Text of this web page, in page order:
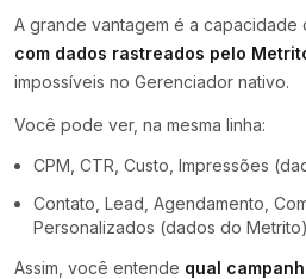
A grande vantagem é a capacidade
com dados rastreados pelo
impossíveis no Gerenciador nativo.
Você pode ver, na mesma linha:
CPM, CTR, Custo, Impressões
Contato, Lead, Agendamento,
Personalizados (dados do Metrito)
Assim, você entende qual